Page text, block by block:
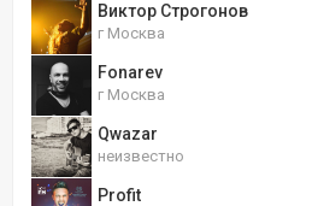
Виктор Строгонов
г Москва
Fonarev
г Москва
Qwazar
неизвестно
Profit